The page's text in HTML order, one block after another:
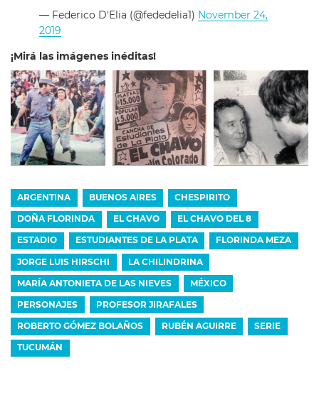
— Federico D'Elia (@fededelia1) November 24,
2019
¡Mirá las imágenes inéditas!
ARGENTINA BUENOS AIRES CHESPIRITO
DOÑA FLORINDA EL CHAVO EL CHAVO DEL 8
ESTADIO ESTUDIANTES DE LA PLATA FLORINDA MEZA
JORGE LUIS HIRSCHI LA CHILINDRINA
MARÍA ANTONIETA DE LAS NIEVES MÉXICO
PERSONAJES PROFESOR JIRAFALES
ROBERTO GÓMEZ BOLAÑOS RUBÉN AGUIRRE SERIE
TUCUMÁN